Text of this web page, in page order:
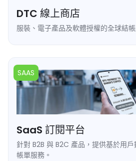
DTC 線上商店
服裝、電子產品及軟體授權的全球結帳
➥ 已交付訂單的拒付風險為零。
➥ 觸達 190 多個市場的加密貨幣原住民買家
SAAS
SaaS 訂閱平台
針對 B2B 與 B2C 產品，提供基於用
帳單服務。